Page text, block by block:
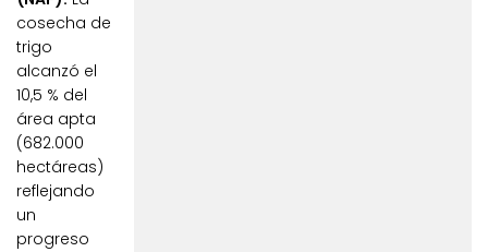
cosecha de
trigo
alcanzó el
10,5 % del
área apta
(682.000
hectáreas)
reflejando
un
progreso